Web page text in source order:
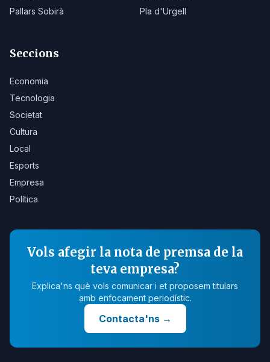
Pallars Sobirà
Pla d'Urgell
Seccions
Economia
Tecnologia
Societat
Cultura
Local
Esports
Empresa
Política
Vols afegir la nota de premsa de la
teva empresa?
Explica'ns què vols comunicar i et proposem titulars
amb enfocament periodístic.
Contacta'ns→